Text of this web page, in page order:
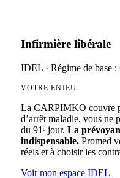
Infirmière libérale
IDEL · Régime de base
VOTRE ENJEU
La CARPIMKO couvre
d’arrêt maladie, vous ne
du 91ᵉ jour. La
indispensable. Promed
réels et à choisir les
Voir mon espace IDEL